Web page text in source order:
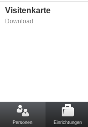
Visitenkarte
Download
Personen Einrichtungen